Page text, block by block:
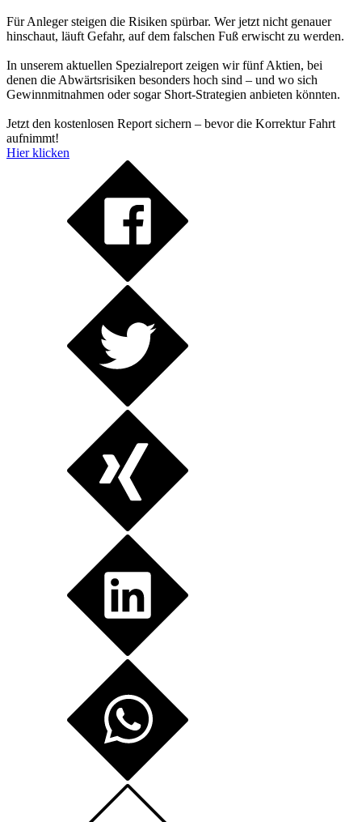
Für Anleger steigen die Risiken spürbar. Wer jetzt nicht genauer
hinschaut, läuft Gefahr, auf dem falschen Fuß erwischt zu werden.
In unserem aktuellen Spezialreport zeigen wir fünf Aktien, bei
denen die Abwärtsrisiken besonders hoch sind – und wo sich
Gewinnmitnahmen oder sogar Short-Strategien anbieten könnten.
Jetzt den kostenlosen Report sichern – bevor die Korrektur Fahrt
aufnimmt!
Hier klicken